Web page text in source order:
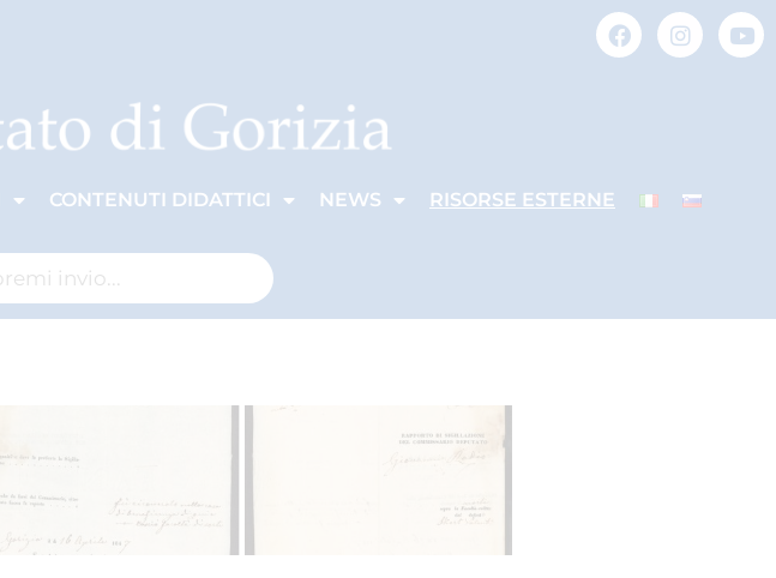
CONTENUTI DIDATTICI NEWS RISORSE ESTERNE